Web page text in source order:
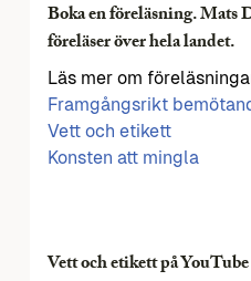
Boka en föreläsning. Mats
föreläser över hela landet.
Läs mer om
Framgångsrikt
Vett och etikett
Konsten att mingla
Vett och etikett på YouTube